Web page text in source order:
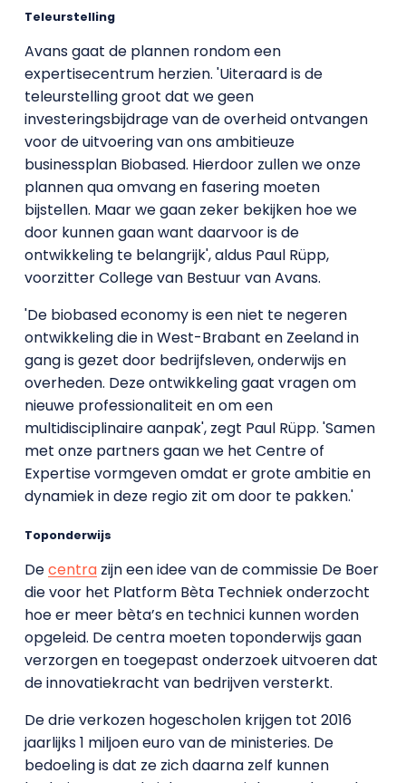
Teleurstelling
Avans gaat de plannen rondom een
expertisecentrum herzien. 'Uiteraard is de
teleurstelling groot dat we geen
investeringsbijdrage van de overheid ontvangen
voor de uitvoering van ons ambitieuze
businessplan Biobased. Hierdoor zullen we onze
plannen qua omvang en fasering moeten
bijstellen. Maar we gaan zeker bekijken hoe we
door kunnen gaan want daarvoor is de
ontwikkeling te belangrijk', aldus Paul Rüpp,
voorzitter College van Bestuur van Avans.
'De biobased economy is een niet te negeren
ontwikkeling die in West-Brabant en Zeeland in
gang is gezet door bedrijfsleven, onderwijs en
overheden. Deze ontwikkeling gaat vragen om
nieuwe professionaliteit en om een
multidisciplinaire aanpak', zegt Paul Rüpp. 'Samen
met onze partners gaan we het Centre of
Expertise vormgeven omdat er grote ambitie en
dynamiek in deze regio zit om door te pakken.'
Toponderwijs
Decentrazijn een idee van de commissie De Boer
die voor het Platform Bèta Techniek onderzocht
hoe er meer bèta’s en technici kunnen worden
opgeleid. De centra moeten toponderwijs gaan
verzorgen en toegepast onderzoek uitvoeren dat
de innovatiekracht van bedrijven versterkt.
De drie verkozen hogescholen krijgen tot 2016
jaarlijks 1 miljoen euro van de ministeries. De
bedoeling is dat ze zich daarna zelf kunnen